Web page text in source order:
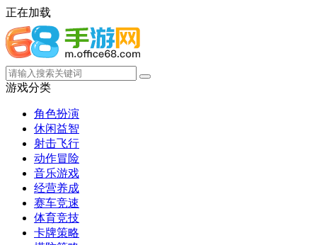
正在加载
游戏分类
角色扮演
休闲益智
射击飞行
动作冒险
音乐游戏
经营养成
赛车竞速
体育竞技
卡牌策略